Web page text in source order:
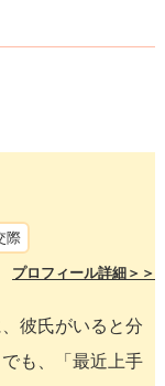
際
プロフィール詳細＞＞
彼氏がいると分
も、「最近上手